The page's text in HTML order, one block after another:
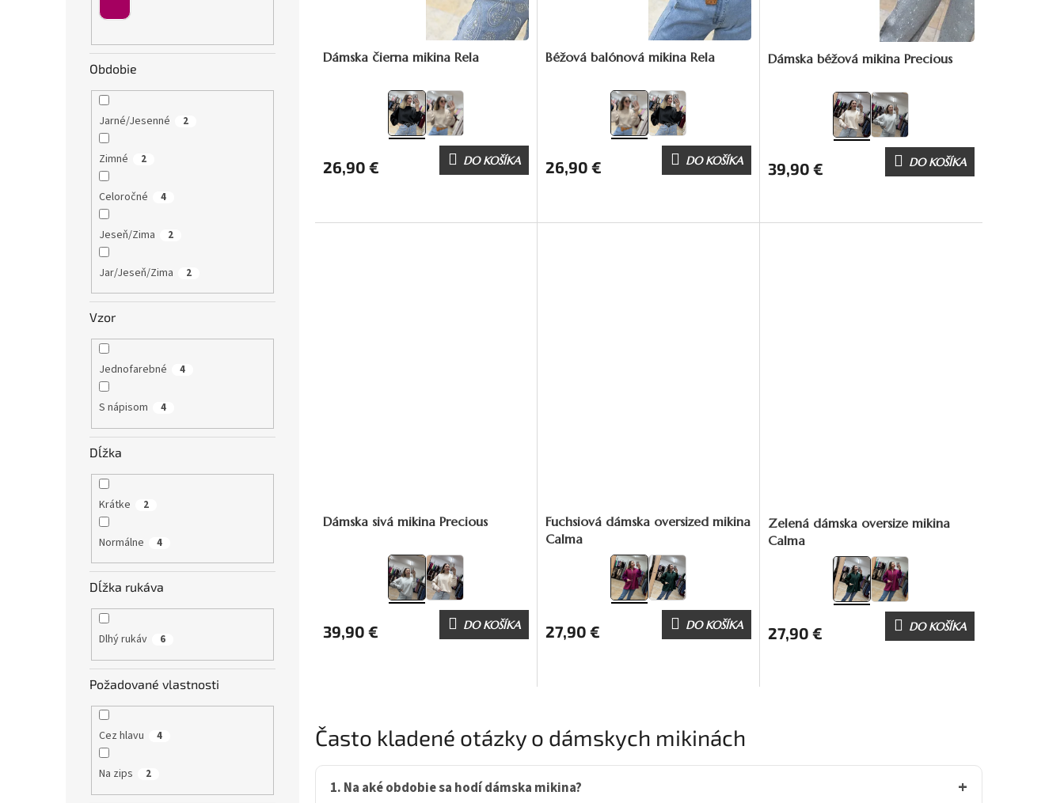
Obdobie
Jarné/Jesenné 2
Zimné 2
Celoročné 4
Jeseň/Zima 2
Jar/Jeseň/Zima 2
Vzor
Jednofarebné 4
S nápisom 4
Dĺžka
Krátke 2
Normálne 4
Dĺžka rukáva
Dlhý rukáv 6
Požadované vlastnosti
Cez hlavu 4
Na zips 2
Dámska čierna mikina Rela
26,90 € DO KOŠÍKA
Béžová balónová mikina Rela
26,90 € DO KOŠÍKA
Dámska béžová mikina Precious
39,90 € DO KOŠÍKA
Dámska sivá mikina Precious
39,90 € DO KOŠÍKA
Fuchsiová dámska oversized mikina
Calma
27,90 € DO KOŠÍKA
Zelená dámska oversize mikina
Calma
27,90 € DO KOŠÍKA
l
d
Často kladené otázky o dámskych mikinách
1. Na aké obdobie sa hodí dámska mikina?